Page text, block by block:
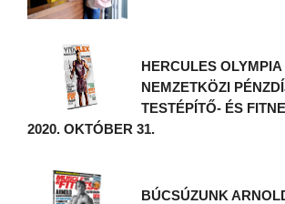
HERCULES OLYMPIA
NEMZETKÖZI
TESTÉPÍTŐ- ÉS
2020. OKTÓBER 31.
BÚCSÚZUNK